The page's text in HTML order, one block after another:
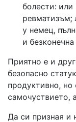
болести:
у немец,
и
Приятно е и
безопасно
продуктивно, но
самочуствието,
Да си призная и